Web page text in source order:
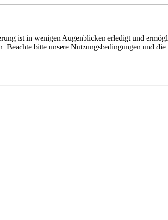
ist in wenigen Augenblicken erledigt und
bitte unsere Nutzungsbedingungen und